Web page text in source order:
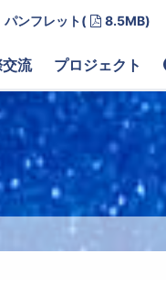
パンフレット( Adobe PDF
8.5MB)
交流 プロジェクト